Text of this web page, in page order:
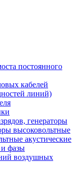
постоянного
кабелей
линий)
генераторы
высоковольтные
акустические
и фазы
воздушных